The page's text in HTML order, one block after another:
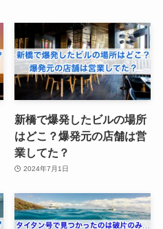
新橋で爆発したビルの場所
はどこ？爆発元の店舗は営
業してた？
2024年7月1日